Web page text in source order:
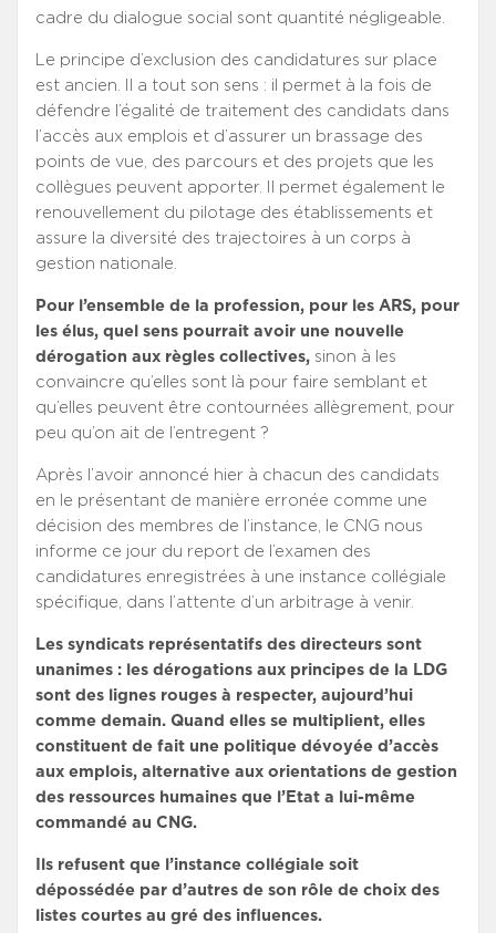
cadre du dialogue social sont quantité négligeable.
Le principe d’exclusion des candidatures sur place
est ancien. Il a tout son sens : il permet à la fois de
défendre l’égalité de traitement des candidats dans
l’accès aux emplois et d’assurer un brassage des
points de vue, des parcours et des projets que les
collègues peuvent apporter. Il permet également le
renouvellement du pilotage des établissements et
assure la diversité des trajectoires à un corps à
gestion nationale.
Pour l’ensemble de la profession, pour les ARS, pour
les élus, quel sens pourrait avoir une nouvelle
dérogation aux règles collectives, sinon à les
convaincre qu’elles sont là pour faire semblant et
qu’elles peuvent être contournées allègrement, pour
peu qu’on ait de l’entregent ?
Après l’avoir annoncé hier à chacun des candidats
en le présentant de manière erronée comme une
décision des membres de l’instance, le CNG nous
informe ce jour du report de l’examen des
candidatures enregistrées à une instance collégiale
spécifique, dans l’attente d’un arbitrage à venir.
Les syndicats représentatifs des directeurs sont
unanimes : les dérogations aux principes de la LDG
sont des lignes rouges à respecter, aujourd’hui
comme demain. Quand elles se multiplient, elles
constituent de fait une politique dévoyée d’accès
aux emplois, alternative aux orientations de gestion
des ressources humaines que l’Etat a lui-même
commandé au CNG.
Ils refusent que l’instance collégiale soit
dépossédée par d’autres de son rôle de choix des
listes courtes au gré des influences.